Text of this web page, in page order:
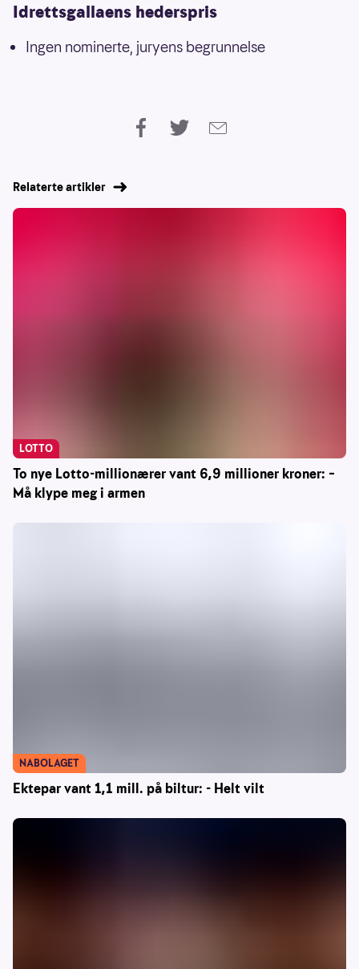
Idrettsgallaens hederspris
Ingen nominerte, juryens begrunnelse
Relaterte artikler
To nye Lotto-millionærer vant 6,9 millioner kroner: –
Må klype meg i armen
LOTTO
Ektepar vant 1,1 mill. på biltur: - Helt vilt
NABOLAGET